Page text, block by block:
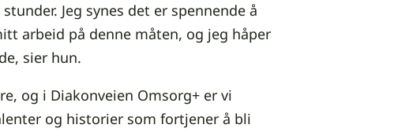
Jeg synes det er spennende å
arbeid på denne måten, og jeg håper
sier hun.
og i Diakonveien Omsorg+ er vi
og historier som fortjener å bli